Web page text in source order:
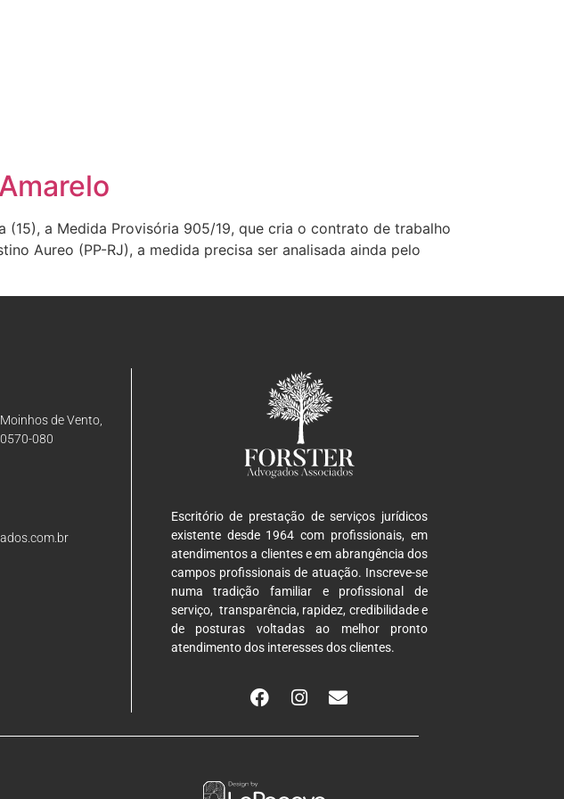
a Medida Provisória 905/19, que cria o contrato de trabalho
Aureo (PP-RJ), a medida precisa ser analisada ainda pelo
de Vento,
080
Escritório de prestação de serviços jurídicos
existente desde 1964 com profissionais, em
atendimentos a clientes e em abrangência dos
campos profissionais de atuação. Inscreve-se
numa tradição familiar e profissional de
serviço, transparência, rapidez, credibilidade e
de posturas voltadas ao melhor pronto
atendimento dos interesses dos clientes.